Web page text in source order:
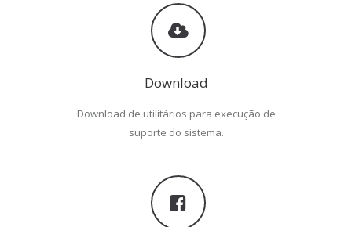
Download
Download de utilitários para execução de
suporte do sistema.